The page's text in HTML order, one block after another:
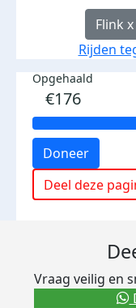
Flink
Rijden
Opgehaald
€176
Doneer
Deel deze
Vraag veilig en